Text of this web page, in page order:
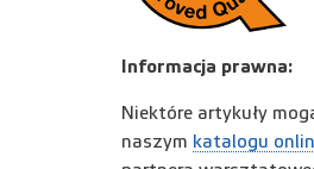
Informacja prawna:
Niektóre artykuły
naszym katalogu